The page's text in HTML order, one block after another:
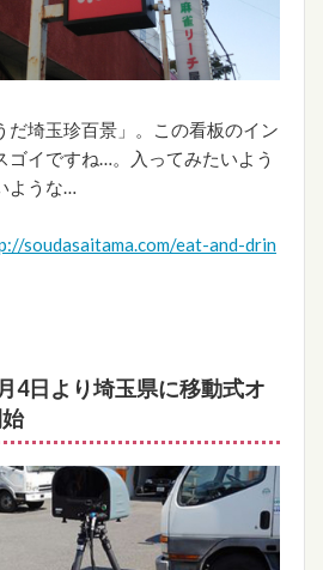
だ埼玉珍百景」。この看板のイン
ゴイですね…。入ってみたいよう
ような…
soudasaitama.com/eat-and-drin
日より埼玉県に移動式オ